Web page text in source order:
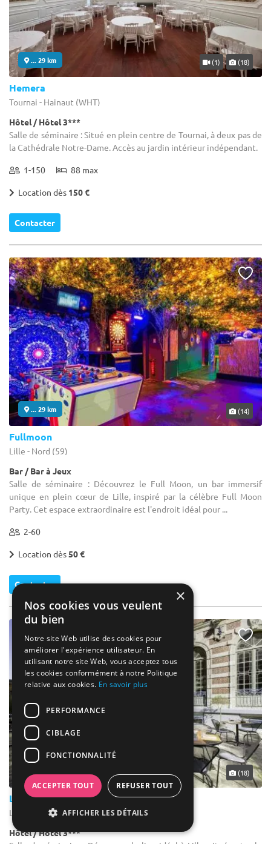
... 29 km (1) (18)
Hemera
Tournai - Hainaut (WHT)
Hôtel / Hôtel 3***
Salle de séminaire : Situé en plein centre de Tournai, à deux pas de
la Cathédrale Notre-Dame. Accès au jardin intérieur indépendant.
1-150 88 max
Location dès 150 €
Contacter
... 29 km (14)
Fullmoon
Lille - Nord (59)
Bar / Bar à Jeux
Salle de séminaire : Découvrez le Full Moon, un bar immersif
unique en plein cœur de Lille, inspiré par la célèbre Full Moon
Party. Cet espace extraordinaire est l'endroit idéal pour ...
2-60
Location dès50 €
Contacter
NOUVEAU
(18)
Les Salons de l'Urban
Lille - Nord (59)
Hôtel / Hôtel 3***
×
Nos cookies vous veulent
du bien
Notre site Web utilise des cookies pour
améliorer l'expérience utilisateur. En
utilisant notre site Web, vous acceptez tous
les cookies conformément à notre Politique
relative aux cookies. En savoir plus
PERFORMANCE
CIBLAGE
FONCTIONNALITÉ
ACCEPTER TOUT REFUSER TOUT
AFFICHER LES DÉTAILS